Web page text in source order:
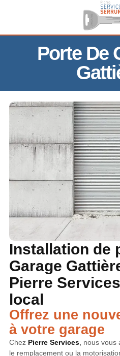
Porte De
Installation de
Garage
Pierre
local
Offrez une
à votre garage
Chez Pierre Services, nous vous
le remplacement ou la